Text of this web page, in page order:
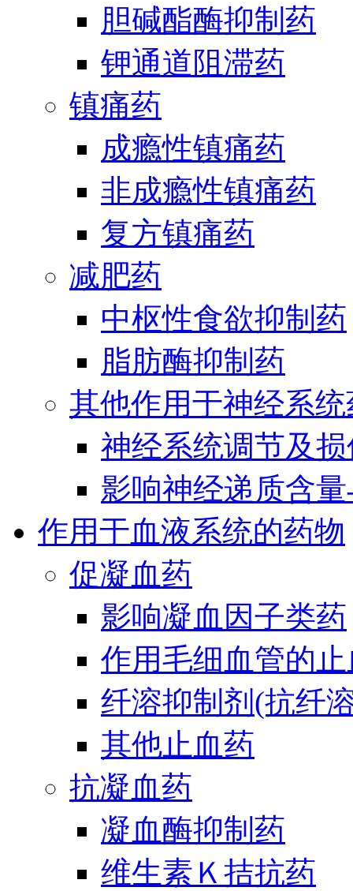
胆碱酯酶抑制药
钾通道阻滞药
镇痛药
成瘾性镇痛药
非成瘾性镇痛药
复方镇痛药
减肥药
中枢性食欲抑制药
脂肪酶抑制药
其他作用于神经系统
神经系统调节及
影响神经递质含
作用于血液系统的药物
促凝血药
影响凝血因子类药
作用毛细血管的
纤溶抑制剂(抗纤
其他止血药
抗凝血药
凝血酶抑制药
维生素Ｋ拮抗药